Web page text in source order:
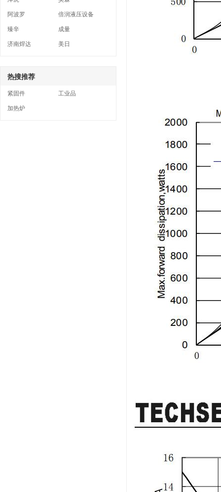
阿波罗
倍润液压设备
臻辛
成量
济南焊达
美日
热搜推荐
紧固件
工业品
加热炉